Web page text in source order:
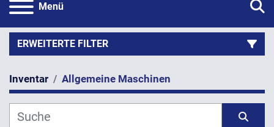
Menü
ERWEITERTE FILTER
Kategorie
Inventar Allgemeine Maschinen